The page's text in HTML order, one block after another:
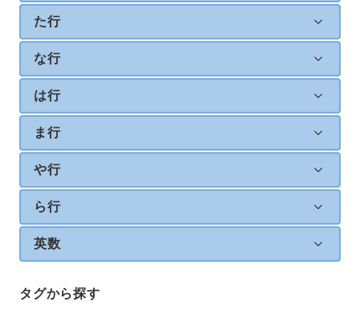
た行
な行
は行
ま行
や行
ら行
英数
タグから探す